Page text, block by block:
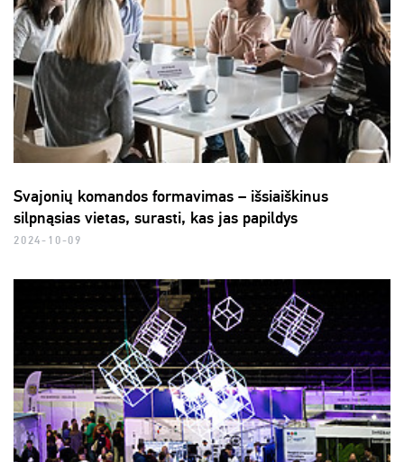
Svajonių komandos formavimas – išsiaiškinus
silpnąsias vietas, surasti, kas jas papildys
2024-10-09